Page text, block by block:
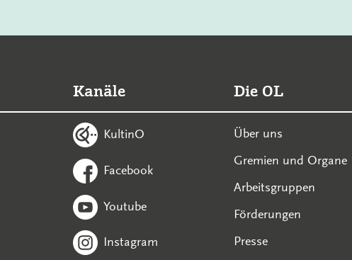
Kanäle
KultinO
Facebook
Youtube
Instagram
Die OL
Über uns
Gremien und Organe
Arbeitsgruppen
Förderungen
Presse